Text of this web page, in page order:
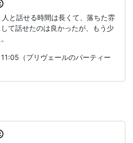
と話せる時間は長くて、落ちた雰
て話せたのは良かったが、もう少
（プリヴェールのパーティー